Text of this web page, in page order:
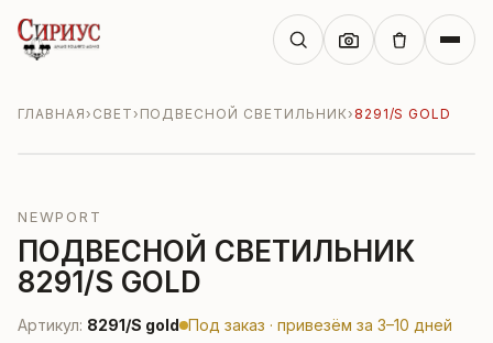
ГЛАВНАЯ› СВЕТ› ПОДВЕСНОЙ СВЕТИЛЬНИК› 8291/S GOLD
NEWPORT
ПОДВЕСНОЙ СВЕТИЛЬНИК
8291/S GOLD
Артикул: 8291/S gold Под заказ · привезём за 3–10 дней